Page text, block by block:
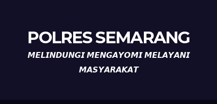
POLRES SEMARANG
𝙈𝙀𝙇𝙄𝙉𝘿𝙐𝙉𝙂𝙄 𝙈𝙀𝙉𝙂𝘼𝙔𝙊𝙈𝙄 𝙈𝙀𝙇𝘼𝙔𝘼𝙉𝙄
𝙈𝘼𝙎𝙔𝘼𝙍𝘼𝙆𝘼𝙏